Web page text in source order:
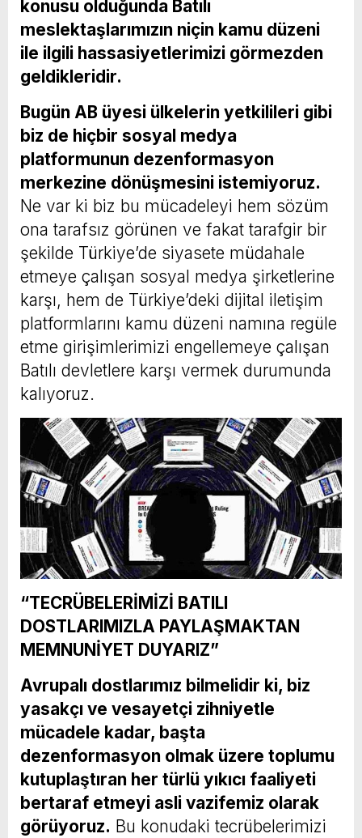
konusu olduğunda Batılı
meslektaşlarımızın niçin kamu düzeni
ile ilgili hassasiyetlerimizi görmezden
geldikleridir.
Bugün AB üyesi ülkelerin yetkilileri gibi
biz de hiçbir sosyal medya
platformunun dezenformasyon
merkezine dönüşmesini istemiyoruz.
Ne var ki biz bu mücadeleyi hem sözüm
ona tarafsız görünen ve fakat tarafgir bir
şekilde Türkiye’de siyasete müdahale
etmeye çalışan sosyal medya şirketlerine
karşı, hem de Türkiye’deki dijital iletişim
platformlarını kamu düzeni namına regüle
etme girişimlerimizi engellemeye çalışan
Batılı devletlere karşı vermek durumunda
kalıyoruz.
“TECRÜBELERİMİZİ BATILI
DOSTLARIMIZLA PAYLAŞMAKTAN
MEMNUNİYET DUYARIZ”
Avrupalı dostlarımız bilmelidir ki, biz
yasakçı ve vesayetçi zihniyetle
mücadele kadar, başta
dezenformasyon olmak üzere toplumu
kutuplaştıran her türlü yıkıcı faaliyeti
bertaraf etmeyi asli vazifemiz olarak
görüyoruz. Bu konudaki tecrübelerimizi